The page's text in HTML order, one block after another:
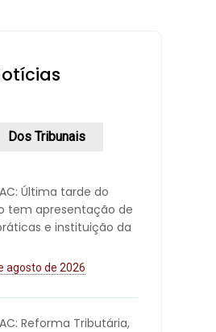
Dos Tribunais
Última tarde do
tem apresentação de
e instituição da
agosto de 2026
Reforma Tributária,